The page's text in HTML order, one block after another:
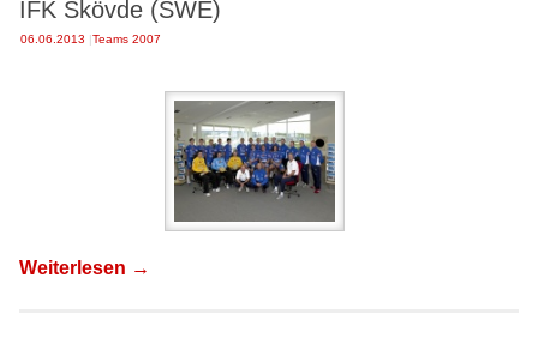
IFK Skövde (SWE)
06.06.2013 |Teams 2007
Weiterlesen →